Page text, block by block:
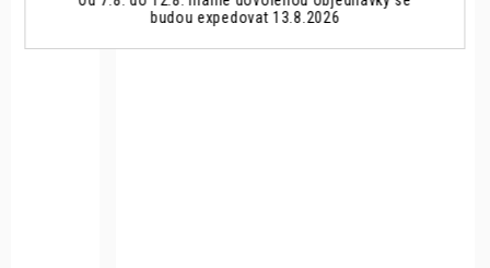
budou expedovat 13.8.2026